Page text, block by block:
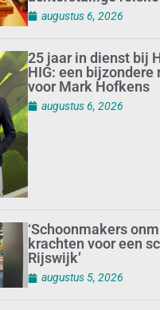
augustus 6, 2026
25 jaar in dienst bij
HIG: een bijzondere
voor Mark Hofkens
augustus 6, 2026
‘Schoonmakers
krachten voor een
Rijswijk’
augustus 5, 2026